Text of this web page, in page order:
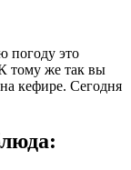
погоду это
тому же так вы
кефире. Сегодня